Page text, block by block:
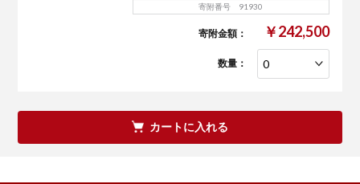
寄附番号 91930
寄附金額： ￥242,500
数量：
カートに入れる